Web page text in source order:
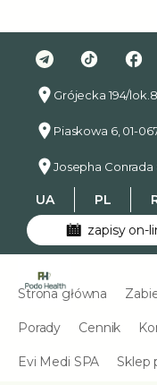
Grójecka 194/
Piaskowa 6, 01-
Josepha Conrada
UA PL
zapisy on-
Strona główna
Porady Cennik
Evi Medi SPA Sklep